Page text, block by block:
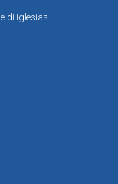
di Iglesias